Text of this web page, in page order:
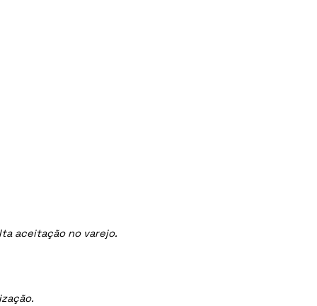
aceitação no varejo.